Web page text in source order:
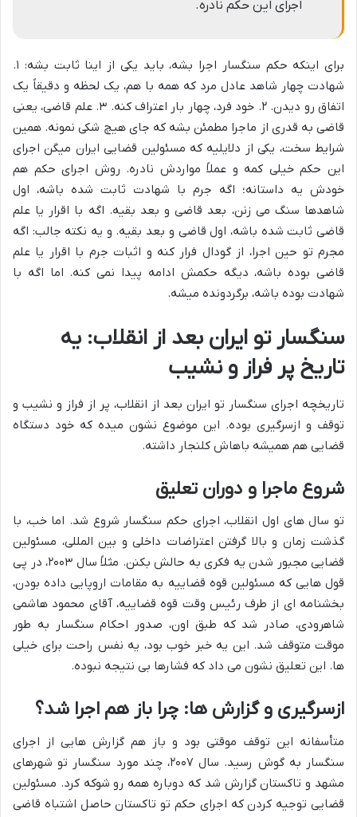
اجرای این حکم نادره.
برای اینکه حکم سنگسار اجرا بشه، باید یکی از اینا ثابت بشه: ۱.
شهادت چهار شاهد عادل مرد که همه با هم، یک لحظه و دقیقاً یک
اتفاق رو دیدن. ۲. خود فرد، چهار بار اعتراف کنه. ۳. علم قاضی، یعنی
قاضی به قدری از ماجرا مطمئن بشه که جای هیچ شکی نمونه. همین
شرایط سخت، یکی از دلایلیه که مسئولین قضایی ایران میگن اجرای
این حکم خیلی کمه و عملاً مواردش نادره. روش اجرای حکم هم
خودش یه داستانه؛ اگه جرم با شهادت ثابت شده باشه، اول
شاهدها سنگ می زنن، بعد قاضی و بعد بقیه. اگه با اقرار یا علم
قاضی ثابت شده باشه، اول قاضی و بعد بقیه. و یه نکته جالب: اگه
مجرم تو حین اجرا، از گودال فرار کنه و اثبات جرم با اقرار یا علم
قاضی بوده باشه، دیگه حکمش ادامه پیدا نمی کنه. اما اگه با
شهادت بوده باشه، برگردونده میشه.
سنگسار تو ایران بعد از انقلاب: یه
تاریخ پر فراز و نشیب
تاریخچه اجرای سنگسار تو ایران بعد از انقلاب، پر از فراز و نشیب و
توقف و ازسرگیری بوده. این موضوع نشون میده که خود دستگاه
قضایی هم همیشه باهاش کلنجار داشته.
شروع ماجرا و دوران تعلیق
تو سال های اول انقلاب، اجرای حکم سنگسار شروع شد. اما خب، با
گذشت زمان و بالا گرفتن اعتراضات داخلی و بین المللی، مسئولین
قضایی مجبور شدن یه فکری به حالش بکنن. مثلاً سال ۲۰۰۳، در پی
قول هایی که مسئولین قوه قضاییه به مقامات اروپایی داده بودن،
بخشنامه ای از طرف رئیس وقت قوه قضاییه، آقای محمود هاشمی
شاهرودی، صادر شد که طبق اون، صدور احکام سنگسار به طور
موقت متوقف شد. این یه خبر خوب بود، یه نفس راحت برای خیلی
ها. این تعلیق نشون می داد که فشارها بی نتیجه نبوده.
ازسرگیری و گزارش ها: چرا باز هم اجرا شد؟
متأسفانه این توقف موقتی بود و باز هم گزارش هایی از اجرای
سنگسار به گوش رسید. سال ۲۰۰۷، چند مورد سنگسار تو شهرهای
مشهد و تاکستان گزارش شد که دوباره همه رو شوکه کرد. مسئولین
قضایی توجیه کردن که اجرای حکم تو تاکستان حاصل اشتباه قاضی